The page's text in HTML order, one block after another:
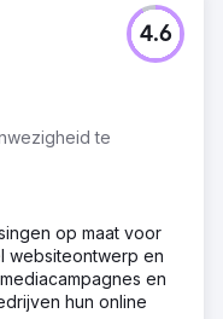
te
4.6
op maat voor
websiteontwerp en
en
hun online